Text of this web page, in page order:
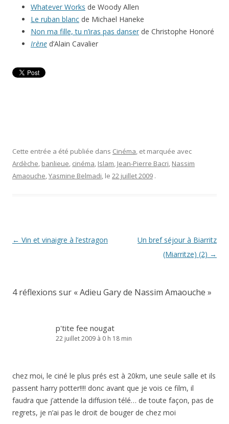
Whatever Works de Woody Allen
Le ruban blanc de Michael Haneke
Non ma fille, tu n’iras pas danser de Christophe Honoré
Irène d’Alain Cavalier
Cette entrée a été publiée dans Cinéma, et marquée avec
Ardèche, banlieue, cinéma, Islam, Jean-Pierre Bacri, Nassim
Amaouche,Yasmine Belmadi, le 22 juillet 2009 .
Navigation
← Vin et vinaigre à l’estragon
Un bref séjour à Biarritz
(Miarritze) (2) →
4 réflexions sur «Adieu Gary de Nassim Amaouche »
p'tite fee nougat
22 juillet 2009 à 0 h 18 min
chez moi, le ciné le plus prés est à 20km, une seule salle et ils
passent harry potter!!!! donc avant que je vois ce film, il
faudra que j’attende la diffusion télé… de toute façon, pas de
regrets, je n’ai pas le droit de bouger de chez moi